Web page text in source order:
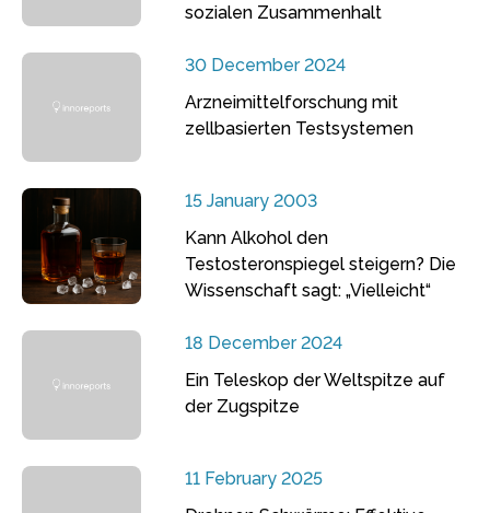
sozialen Zusammenhalt
30 December 2024
Arzneimittelforschung mit
zellbasierten Testsystemen
15 January 2003
Kann Alkohol den
Testosteronspiegel steigern? Die
Wissenschaft sagt: „Vielleicht“
18 December 2024
Ein Teleskop der Weltspitze auf
der Zugspitze
11 February 2025